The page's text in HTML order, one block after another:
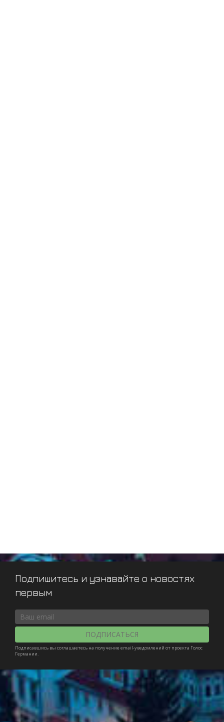
Подпишитесь и узнавайте о новостях
первым
ПОДПИСАТЬСЯ
Подписавшись вы соглашаетесь на получение email-уведомлений от проекта Голос
Германии.